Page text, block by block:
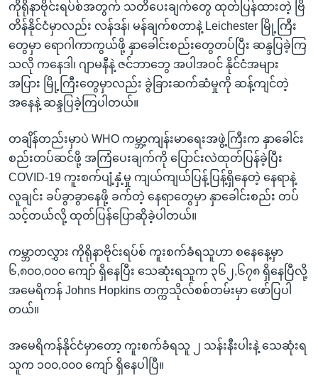
ကိုရိုနာဗိုင်းရပ်စ်အတွက် သတိပေးချက်တွေ ထုတ်ပြန်ထားတဲ့ ဗြိ
တိန်နိုင်ငံမှာလည်း လန်ဒန်၊ မန်ချက်စတာနဲ့ Leichester မြို့ကြီး
တွေမှာ ရောဂါကာကွယ်ဖို့ နှာခေါင်းစည်းတွေတပ်ပြီး ဆန္ဒပြခဲ့ကြ
သလို ကနေဒါ၊ ဂျာမနီနဲ့ ဇင်ဘာဘွေ အပါအဝင် နိုင်ငံအများ
အပြား မြို့ကြီးတွေမှာလည်း ခွဲခြားဆက်ဆံမှုကို ဆန့်ကျင်တဲ့
အနေနဲ့ ဆန္ဒပြခဲ့ကြပါတယ်။
တချိန်တည်းမှာပဲ WHO ကမ္ဘာ့ကျန်းမာရေးအဖွဲ့ကြီးက နှာခေါင်း
စည်းတပ်ဆင်ဖို့ အကြံပေးချက်ကို ပြောင်းလဲထုတ်ပြန်ခဲ့ပြီး
COVID-19 ကူးစက်ပျံ့နှံ့မှု ကျယ်ကျယ်ပြန့်ပြန့်ရှိနေတဲ့ နေရာနဲ့
လူချင်း ခပ်ခွာခွာနေဖို့ ခက်တဲ့ နေရာတွေမှာ နှာခေါင်းစည်း တပ်
သင့်တယ်လို့ ထုတ်ပြန်ပြောဆိုခဲ့ပါတယ်။
ကမ္ဘာတလွှား ကိုရိုနာဗိုင်းရပ်စ် ကူးစက်ခံရသူဟာ စနေနေ့မှာ
၆,၈၀၀,၀၀၀ ကျော် ရှိနေပြီး သေဆုံးရသူက ၃၆၂,၆၇၈ ရှိနေပြီလို့
အမေရိကန် Johns Hopkins တက္ကသိုလ်စစ်တမ်းမှာ ဖော်ပြပါ
တယ်။
အမေရိကန်နိုင်ငံမှာတော့ ကူးစက်ခံရသူ ၂ သန်းနီးပါးနဲ့ သေဆုံးရ
သူက ၁၀၀,၀၀၀ ကျော် ရှိနေပါပြီ။